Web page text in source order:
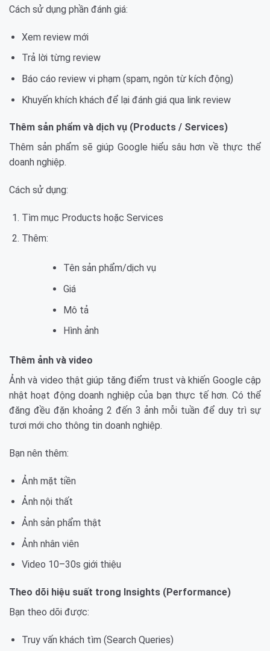
Cách sử dụng phần đánh giá:
Xem review mới
Trả lời từng review
Báo cáo review vi phạm (spam, ngôn từ kích động)
Khuyến khích khách để lại đánh giá qua link review
Thêm sản phẩm và dịch vụ (Products / Services)
Thêm sản phẩm sẽ giúp Google hiểu sâu hơn về thực thể
doanh nghiệp.
Cách sử dụng:
Tìm mục Products hoặc Services
Thêm:
Tên sản phẩm/dịch vụ
Giá
Mô tả
Hình ảnh
Thêm ảnh và video
Ảnh và video thật giúp tăng điểm trust và khiến Google cập
nhật hoạt động doanh nghiệp của bạn thực tế hơn. Có thể
đăng đều đặn khoảng 2 đến 3 ảnh mỗi tuần để duy trì sự
tươi mới cho thông tin doanh nghiệp.
Bạn nên thêm:
Ảnh mặt tiền
Ảnh nội thất
Ảnh sản phẩm thật
Ảnh nhân viên
Video 10–30s giới thiệu
Theo dõi hiệu suất trong Insights (Performance)
Bạn theo dõi được:
Truy vấn khách tìm (Search Queries)